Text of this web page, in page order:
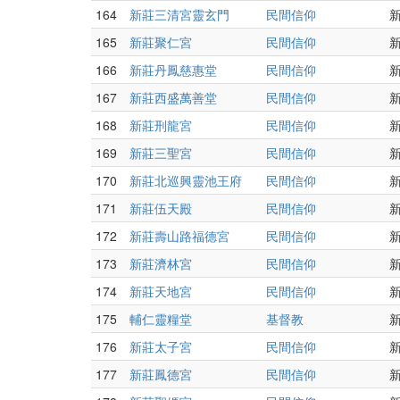
164 新莊三清宮靈玄門 民間信仰
165
新莊聚仁宮 民間信仰
166
新莊丹鳳慈惠堂 民間信仰
167
新莊西盛萬善堂 民間信仰
168
新莊刑龍宮 民間信仰
169
新莊三聖宮 民間信仰
170
新莊北巡興靈池王府 民間信仰
171
新莊伍天殿 民間信仰
172
新莊壽山路福德宮 民間信仰
173
新莊濟林宮 民間信仰
174
新莊天地宮 民間信仰
175
輔仁靈糧堂 基督教
176
新莊太子宮 民間信仰
177
新莊鳳德宮 民間信仰